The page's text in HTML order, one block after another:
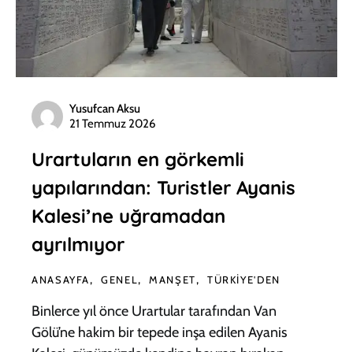
Yusufcan Aksu
21 Temmuz 2026
Urartuların en görkemli
yapılarından: Turistler Ayanis
Kalesi’ne uğramadan
ayrılmıyor
ANASAYFA GENEL MANŞET TÜRKIYE'DEN
Binlerce yıl önce Urartular tarafından Van
Gölü’ne hakim bir tepede inşa edilen Ayanis